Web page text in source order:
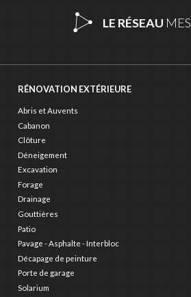
LE RÉSEAU MES
RÉNOVATION EXTÉRIEURE
Abris et Auvents
Cabanon
Clôture
Déneigement
Excavation
Forage
Drainage
Gouttières
Patio
Pavage - Asphalte - Interbloc
Décapage de peinture
Porte de garage
Solarium